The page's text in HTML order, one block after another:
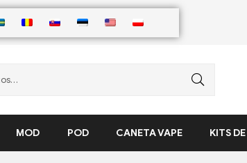
MOD POD CANETA VAPE KITS